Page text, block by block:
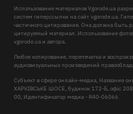
Использование материалов Vgorode.ua
систем гиперссылки на сайт vgorode.ua.
частичного цитирования. Она должна быть
цитируемый материал. Использование
vgorode.ua и автора.
Любое копирование, перепечатка и
аудиовизуальных произведений
Субъект в сфере онлайн-медиа, Название
ХАРКІВСЬКЕ ШОСЕ, будинок 172-Б, офіс
00, Идентификатор медиа - R40-06066